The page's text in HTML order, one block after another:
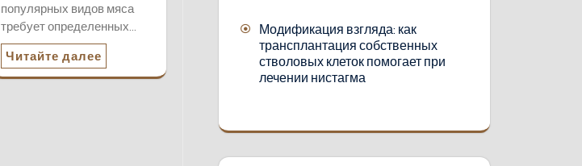
популярных видов мяса
требует определенных…
Читайте далее
Модификация взгляда: как
трансплантация собственных
стволовых клеток помогает при
лечении нистагма